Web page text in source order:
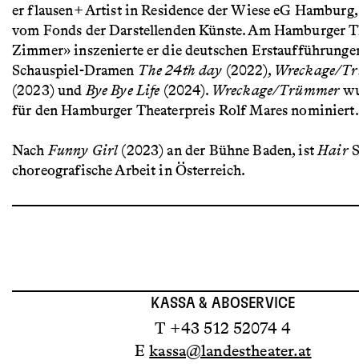
er flausen+ Artist in Residence der Wiese eG
vom Fonds der Darstellenden Künste. Am Hamburger
Zimmer» inszenierte er die deutschen
Schauspiel-Dramen The 24th day (2022), Wreckage/
(2023) undBye Bye Life (2024). Wreckage/Trümmer
für den Hamburger Theaterpreis Rolf Mares nominiert.
NachFunny Girl(2023) an der Bühne Baden, istHair
choreografische Arbeit in Österreich.
KASSA & ABOSERVICE
T +43 512 52074 4
Ekassa@landestheater.at